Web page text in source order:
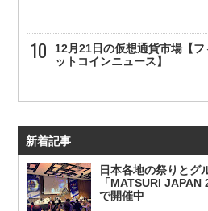
12月21日の仮想通貨市場【
ットコインニュース】
新着記事
日本各地の祭りとグ
「MATSURI
で開催中